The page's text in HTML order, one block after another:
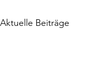
Aktuelle Beiträge